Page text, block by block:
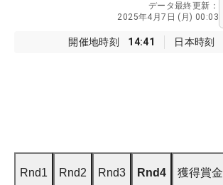
開催地時刻 14:41 日本時刻
データ最終更新：
2025年4月7日 (月) 00:03
Rnd1 Rnd2 Rnd3 Rnd4 獲得賞金